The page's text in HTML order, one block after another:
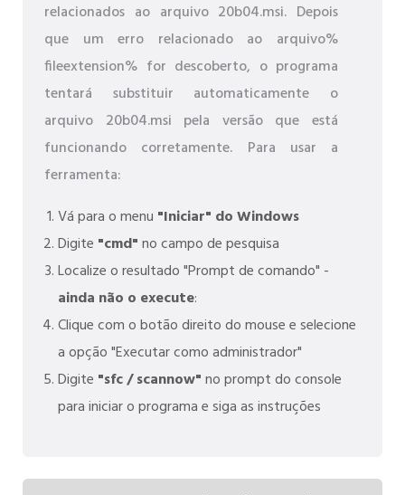
relacionados ao arquivo 20b04.msi. Depois
que um erro relacionado ao arquivo%
fileextension% for descoberto, o programa
tentará substituir automaticamente o
arquivo 20b04.msi pela versão que está
funcionando corretamente. Para usar a
ferramenta:
Vá para o menu "Iniciar" do Windows
Digite "cmd"no campo de pesquisa
Localize o resultado "Prompt de comando" -
ainda não o execute:
Clique com o botão direito do mouse e selecione
a opção "Executar como administrador"
Digite "sfc / scannow"no prompt do console
para iniciar o programa e siga as instruções